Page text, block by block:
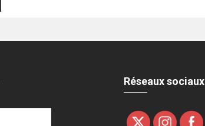
Réseaux sociaux